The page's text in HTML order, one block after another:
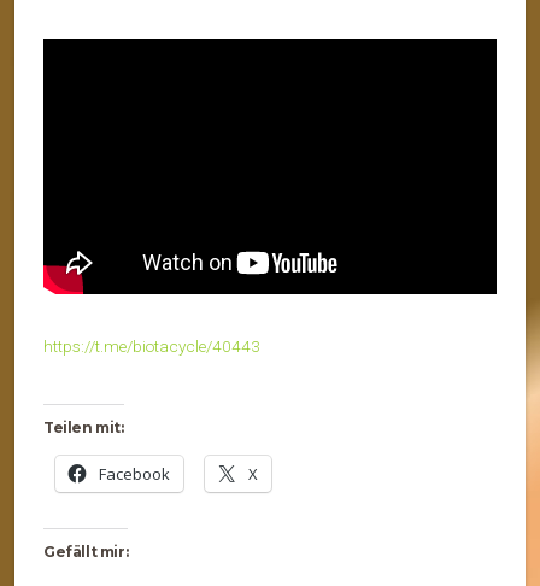
https://t.me/biotacycle/40443
Teilen mit:
Facebook X
Gefällt mir: